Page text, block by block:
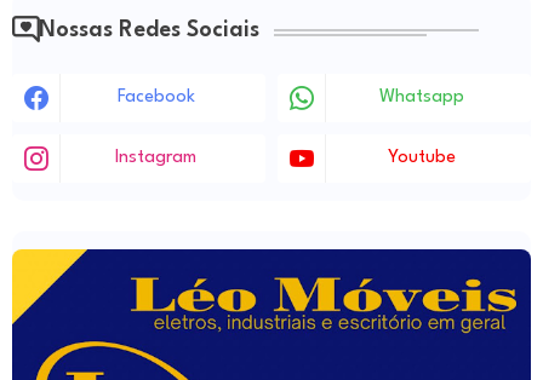
Nossas Redes Sociais
Facebook Whatsapp
Instagram Youtube